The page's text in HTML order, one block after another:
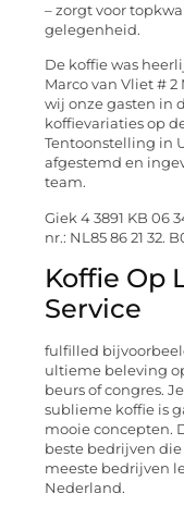
– zorgt voor
gelegenheid.
De koffie was
Marco van Vliet #
wij onze gasten in
koffievariaties op
Tentoonstelling in
afgestemd en
team.
Giek 4 3891 KB 06
nr.: NL85 86 21 32.
Koffie Op
Service
fulfilled
ultieme beleving
beurs of congres.
sublieme koffie is
mooie concepten.
beste bedrijven
meeste bedrijven
Nederland.